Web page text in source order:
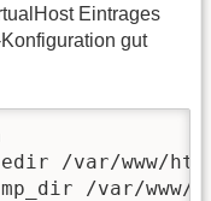
Eintrages
gut